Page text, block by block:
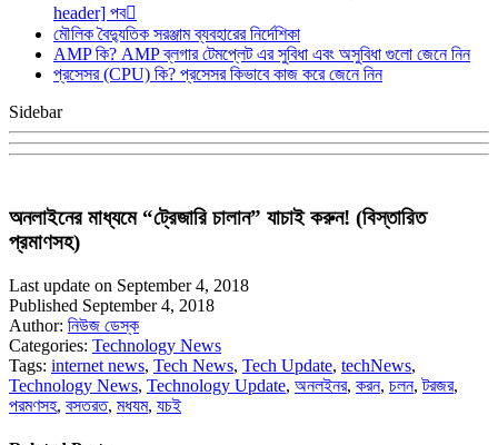
header] পব
মৌলিক বৈদ্যুতিক সরঞ্জাম ব্যবহারের নির্দেশিকা
AMP কি? AMP ব্লগার টেমপ্লেট এর সুবিধা এবং অসুবিধা গুলো জেনে নিন
প্রসেসর (CPU) কি? প্রসেসর কিভাবে কাজ করে জেনে নিন
Sidebar
অনলাইনের মাধ্যমে “ট্রেজারি চালান” যাচাই করুন! (বিস্তারিত
প্রমাণসহ)
Last update on September 4, 2018
Published September 4, 2018
Author: নিউজ ডেস্ক
Categories: Technology News
Tags: internet news, Tech News, Tech Update, techNews,
Technology News, Technology Update, অনলইনর, করন, চলন,টরজর,
পরমণসহ, বসতরত, মধযম, যচই